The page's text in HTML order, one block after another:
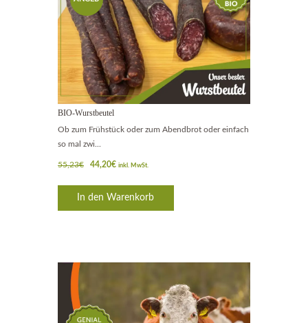
OT!
BIO-Wurstbeutel
Ob zum Frühstück oder zum Abendbrot oder einfach
so mal zwi...
55,23€
Ursprünglicher
war:
44,20€Aktueller
ist:
inkl. MwSt.
In den Warenkorb